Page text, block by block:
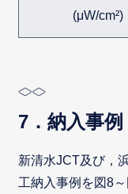
(μW/cm²)
7．納入事例
新清水JCT及び，
工納入事例を図8